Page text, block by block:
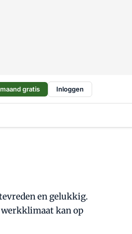
gratis Inloggen
en gelukkig.
werkklimaat kan op